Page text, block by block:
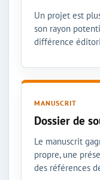
Un projet est
son rayon
différence
MANUSCRIT
Dossier de
Le manuscrit
propre, une
des références